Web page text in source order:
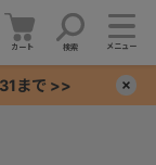
カート 検索 メニュー
まで >>